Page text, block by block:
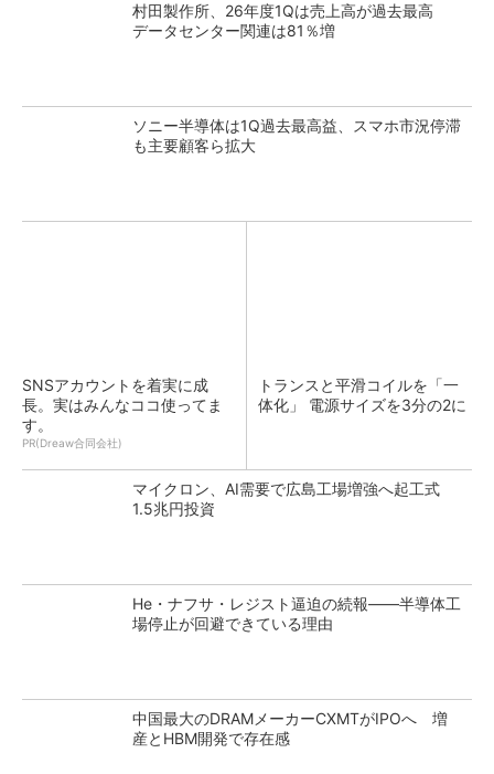
村田製作所、26年度1Qは売上高が過去最高
データセンター関連は81％増
ソニー半導体は1Q過去最高益、スマホ市況停滞
も主要顧客ら拡大
SNSアカウントを着実に成
長。実はみんなココ使ってま
す。
PR(Dreaw合同会社)
トランスと平滑コイルを「一
体化」 電源サイズを3分の2に
マイクロン、AI需要で広島工場増強へ起工式
1.5兆円投資
He・ナフサ・レジスト逼迫の続報――半導体工
場停止が回避できている理由
中国最大のDRAMメーカーCXMTがIPOへ 増
産とHBM開発で存在感